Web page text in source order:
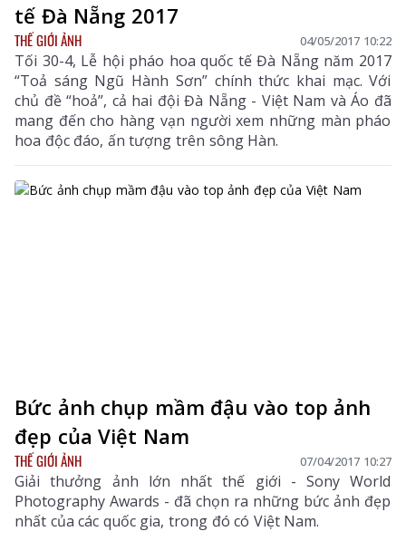
tế Đà Nẵng 2017
THẾ GIỚI ẢNH 04/05/2017 10:22
Tối 30-4, Lễ hội pháo hoa quốc tế Đà Nẵng năm 2017
“Toả sáng Ngũ Hành Sơn” chính thức khai mạc. Với
chủ đề “hoả”, cả hai đội Đà Nẵng - Việt Nam và Áo đã
mang đến cho hàng vạn người xem những màn pháo
hoa độc đáo, ấn tượng trên sông Hàn.
Bức ảnh chụp mầm đậu vào top ảnh
đẹp của Việt Nam
THẾ GIỚI ẢNH 07/04/2017 10:27
Giải thưởng ảnh lớn nhất thế giới - Sony World
Photography Awards - đã chọn ra những bức ảnh đẹp
nhất của các quốc gia, trong đó có Việt Nam.